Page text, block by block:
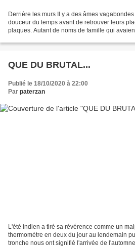
Derrière les murs Il y a des âmes
douceur du temps avant de retrouver leurs
plaques. Autant de noms de famille qui
QUE DU BRUTAL...
Publié le 18/10/2020 à 22:00
Par paterzan
L'été indien a tiré sa révérence comme un
thermomètre en deux du jour au lendemain
tronche nous ont signifié l'arrivée de